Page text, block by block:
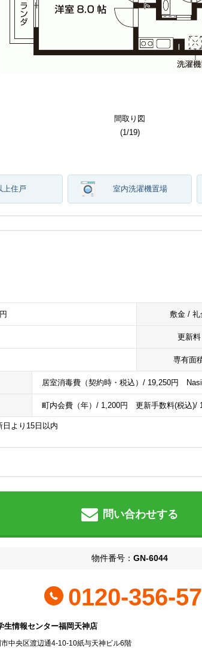
その他
(1 /19)
間取り図
(1 /19)
建物外観
(1 /19)
建物外観
(1 /19)
居室・リビング
(1 /19)
居室・リビング
(1 /19)
キッチン
(1 /19)
バス
(1 /19)
トイレ
(1 /19)
収納
(1 /19)
その他部屋スペース
(1 /19)
その他部屋スペース
(1 /19)
洗面所写真
(1 /19)
バルコニー
(1 /19)
玄関
(1 /19)
セキュリティ
(1 /19)
その他設備
(1 /19)
その他共用部分
(1 /19)
その他共用部分
(1 /19)
その他
(1 /19)
間取り図
(1 /19)
上住戸 室内洗濯機置場
敷金 / 礼
更新料
専有面
居室消毒費（契約時・税込）/ 19,250円
町内会費（年）/ 1,200円 更新手数料(税込)/
より15日以内
問い合わせする
物件番号： GN-6044
0120-356-
生情報センター福岡天神店
中央区渡辺通4-10-10紙与天神ビル6階